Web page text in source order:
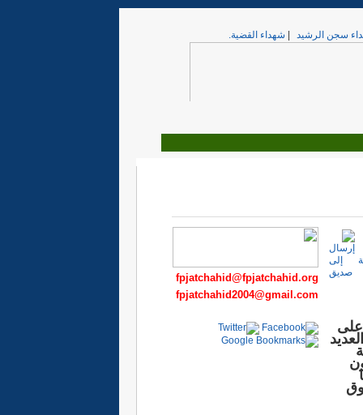
سجن الرشيد شهداء القضية.
على
ما
fpjatchahid@fpjatchahid.org
fpjatchahid2004@gmail.com